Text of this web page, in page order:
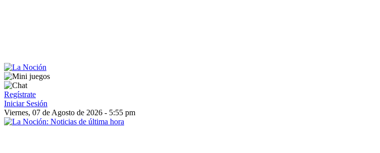
Regístrate
Iniciar Sesión
Viernes, 07 de Agosto de 2026 - 5:55 pm